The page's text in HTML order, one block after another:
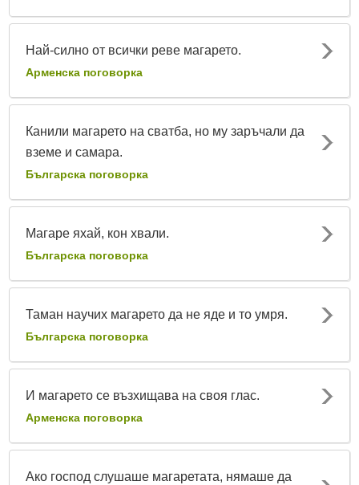
Най-силно от всички реве магарето.
Арменска поговорка
Канили магарето на сватба, но му заръчали да
вземе и самара.
Българска поговорка
Магаре яхай, кон хвали.
Българска поговорка
Таман научих магарето да не яде и то умря.
Българска поговорка
И магарето се възхищава на своя глас.
Арменска поговорка
Ако господ слушаше магаретата, нямаше да